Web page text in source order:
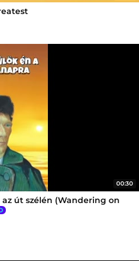
00:30
út szélén (Wandering on